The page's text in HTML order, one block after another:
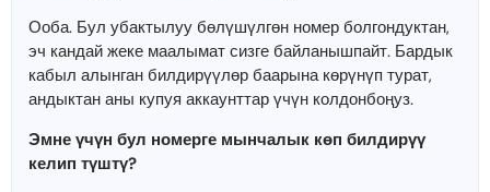
Ооба. Бул убактылуу бөлүшүлгөн номер болгондуктан,
эч кандай жеке маалымат сизге байланышпайт. Бардык
кабыл алынган билдирүүлөр баарына көрүнүп турат,
андыктан аны купуя аккаунттар үчүн колдонбоңуз.
Эмне үчүн бул номерге мынчалык көп билдирүү
келип түштү?